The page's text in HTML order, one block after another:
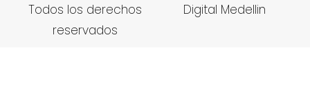
Todos los derechos
reservados
Digital Medellin